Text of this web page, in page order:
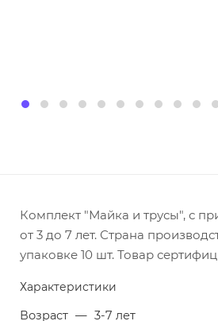
Комплект "Майка и трусы", с
от 3 до 7 лет. Страна
упаковке 10 шт. Товар
Характеристики
Возраст — 3-7 лет